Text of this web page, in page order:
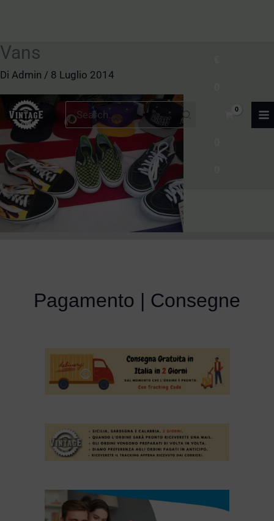
Vai
al
Ricerca
per:
Vans
Di Admin / 8 Luglio 2014
Pagamento | Consegne